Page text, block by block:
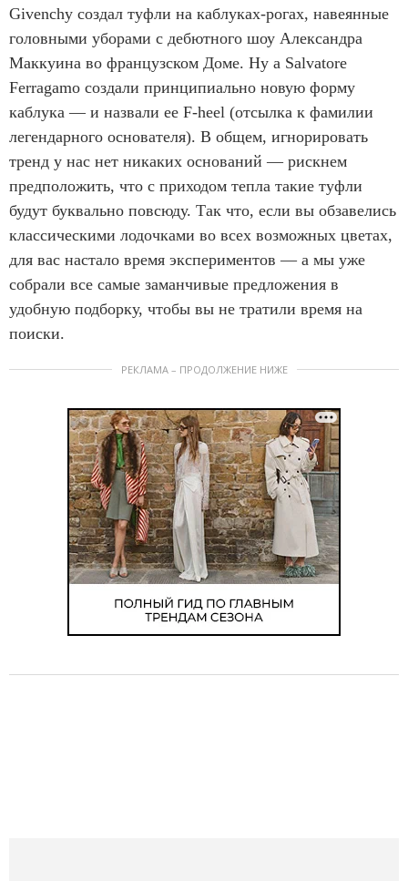
Givenchy создал туфли на каблуках-рогах, навеянные
головными уборами с дебютного шоу Александра
Маккуина во французском Доме. Ну а Salvatore
Ferragamo создали принципиально новую форму
каблука — и назвали ее F-heel (отсылка к фамилии
легендарного основателя). В общем, игнорировать
тренд у нас нет никаких оснований — рискнем
предположить, что с приходом тепла такие туфли
будут буквально повсюду. Так что, если вы обзавелись
классическими лодочками во всех возможных цветах,
для вас настало время экспериментов — а мы уже
собрали все самые заманчивые предложения в
удобную подборку, чтобы вы не тратили время на
поиски.
РЕКЛАМА – ПРОДОЛЖЕНИЕ НИЖЕ